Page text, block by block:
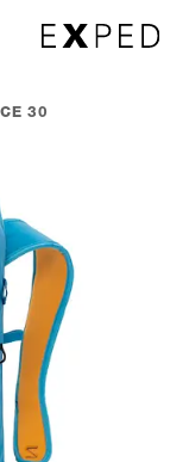
30